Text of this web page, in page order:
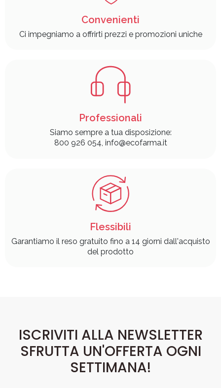
Convenienti
Ci impegniamo a offrirti prezzi e promozioni uniche
Professionali
Siamo sempre a tua disposizione:
800 926 054, info@ecofarma.it
Flessibili
Garantiamo il reso gratuito fino a 14 giorni dall'acquisto
del prodotto
ISCRIVITI ALLA NEWSLETTER
SFRUTTA UN'OFFERTA OGNI
SETTIMANA!